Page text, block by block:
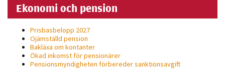
Ekonomi och pension
Prisbasbelopp 2027
Ojämställd pension
Bakläxa om kontanter
Ökad inkomst för pensionärer
Pensionsmyndigheten förbereder sanktionsavgift